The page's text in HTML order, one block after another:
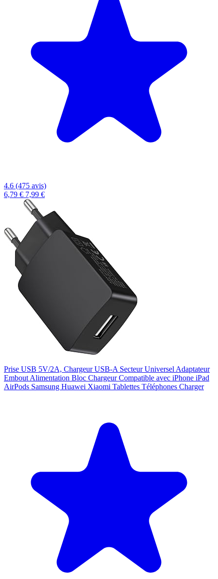
4.6 (475 avis)
6,79 € 7,99 €
Prise USB 5V/2A, Chargeur USB-A Secteur Universel Adaptateur
Embout Alimentation Bloc Chargeur Compatible avec iPhone iPad
AirPods Samsung Huawei Xiaomi Tablettes Téléphones Charger